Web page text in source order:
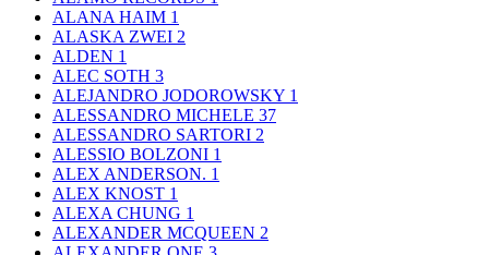
ALANA HAIM 1
ALASKA ZWEI 2
ALDEN 1
ALEC SOTH 3
ALEJANDRO JODOROWSKY 1
ALESSANDRO MICHELE 37
ALESSANDRO SARTORI 2
ALESSIO BOLZONI 1
ALEX ANDERSON. 1
ALEX KNOST 1
ALEXA CHUNG 1
ALEXANDER MCQUEEN 2